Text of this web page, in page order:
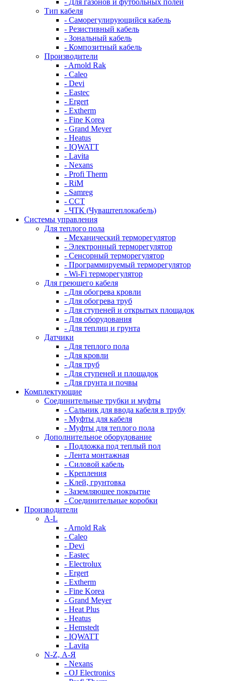
- Для газонов и футбольных полей
Тип кабеля
- Саморегулирующийся кабель
- Резистивный кабель
- Зональный кабель
- Композитный кабель
Производители
- Arnold Rak
- Caleo
- Devi
- Eastec
- Ergert
- Extherm
- Fine Korea
- Grand Meyer
- Heatus
- IQWATT
- Lavita
- Nexans
- Profi Therm
- RiM
- Samreg
- ССТ
- ЧТК (Чуваштеплокабель)
Системы управления
Для теплого пола
- Механический терморегулятор
- Электронный терморегулятор
- Сенсорный терморегулятор
- Программируемый терморегулятор
- Wi-Fi терморегулятор
Для греющего кабеля
- Для обогрева кровли
- Для обогрева труб
- Для ступеней и открытых площадок
- Для оборудования
- Для теплиц и грунта
Датчики
- Для теплого пола
- Для кровли
- Для труб
- Для ступеней и площадок
- Для грунта и почвы
Комплектующие
Соединительные трубки и муфты
- Сальник для ввода кабеля в трубу
- Муфты для кабеля
- Муфты для теплого пола
Дополнительное оборудование
- Подложка под теплый пол
- Лента монтажная
- Силовой кабель
- Крепления
- Клей, грунтовка
- Заземляющее покрытие
- Соединительные коробки
Производители
A-L
- Arnold Rak
- Caleo
- Devi
- Eastec
- Electrolux
- Ergert
- Extherm
- Fine Korea
- Grand Meyer
- Heat Plus
- Heatus
- Hemstedt
- IQWATT
- Lavita
N-Z, А-Я
- Nexans
- OJ Electronics